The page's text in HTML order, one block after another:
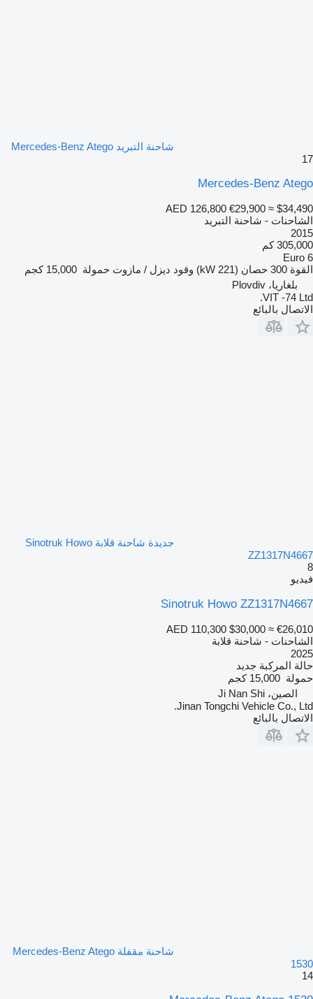
شاحنة التبريد Mercedes-Benz Atego
17
Mercedes-Benz Atego
AED 126,800 €29,900 ≈ $34,490
الشاحنات - شاحنة التبريد
2015
305,000 كم
Euro 6
القوة 300 حصان (221 kW) وقود ديزل / مازوت حمولة 15,000 كجم
بلغاريا، Plovdiv
VIT -74 Ltd.
الاتصال بالبائع
جديدة شاحنة قلابة Sinotruk Howo
ZZ1317N4667
8
فيديو
Sinotruk Howo ZZ1317N4667
AED 110,300 $30,000 ≈ €26,010
الشاحنات - شاحنة قلابة
2025
حالة المركبة جديد
حمولة 15,000 كجم
الصين، Ji Nan Shi
Jinan Tongchi Vehicle Co., Ltd.
الاتصال بالبائع
شاحنة مقفلة Mercedes-Benz Atego
1530
14